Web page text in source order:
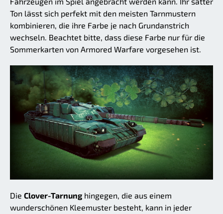
Ton lässt sich perfekt mit den meisten Tarnmustern
kombinieren, die ihre Farbe je nach Grundanstrich
wechseln. Beachtet bitte, dass diese Farbe nur für die
Sommerkarten von Armored Warfare vorgesehen ist.
Die Clover-Tarnung hingegen, die aus einem
wunderschönen Kleemuster besteht, kann in jeder